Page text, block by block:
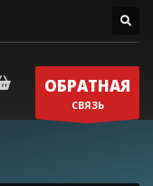
ОБРАТНАЯ
СВЯЗЬ